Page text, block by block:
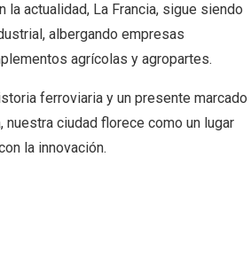
la actualidad, La Francia, sigue siendo
albergando empresas
agrícolas y agropartes.
ferroviaria y un presente marcado
ciudad florece como un lugar
la innovación.